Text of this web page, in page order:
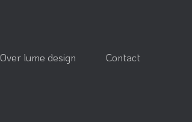
Over lume design Contact